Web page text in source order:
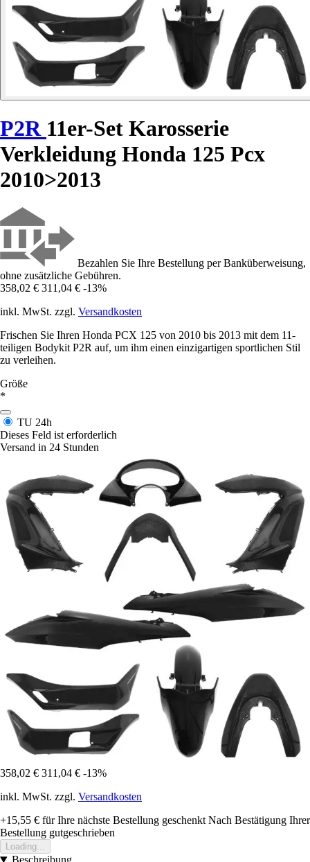
P2R 11er-Set Karosserie
Verkleidung Honda 125 Pcx
2010>2013
Bezahlen Sie Ihre Bestellung per Banküberweisung,
ohne zusätzliche Gebühren.
358,02 € 311,04 € -13%
inkl. MwSt. zzgl. Versandkosten
Frischen Sie Ihren Honda PCX 125 von 2010 bis 2013 mit dem 11-
teiligen Bodykit P2R auf, um ihm einen einzigartigen sportlichen Stil
zu verleihen.
Größe
*
TU 24h
Dieses Feld ist erforderlich
Versand in 24 Stunden
358,02 € 311,04 € -13%
inkl. MwSt. zzgl. Versandkosten
+15,55 € für Ihre nächste Bestellung geschenkt Nach Bestätigung Ihrer
Bestellung gutgeschrieben
Loading...